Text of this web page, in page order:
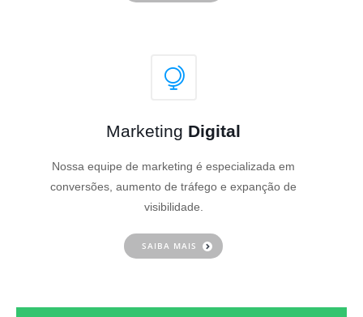
Marketing Digital
Nossa equipe de marketing é especializada em
conversões, aumento de tráfego e expanção de
visibilidade.
SAIBA MAIS